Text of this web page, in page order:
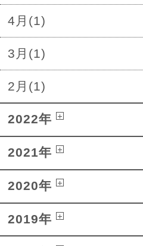
4月(1)
3月(1)
2月(1)
2022年
2021年
2020年
2019年